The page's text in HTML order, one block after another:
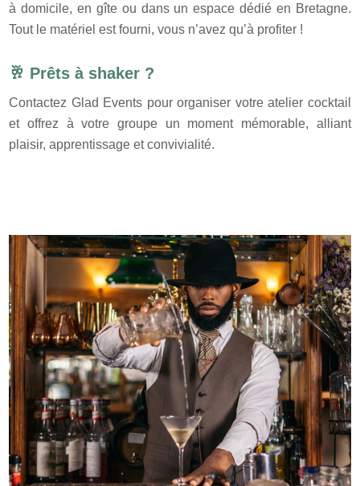
à domicile, en gîte ou dans un espace dédié en Bretagne.
Tout le matériel est fourni, vous n’avez qu’à profiter !
🥂 Prêts à shaker ?
Contactez Glad Events pour organiser votre atelier cocktail
et offrez à votre groupe un moment mémorable, alliant
plaisir, apprentissage et convivialité.